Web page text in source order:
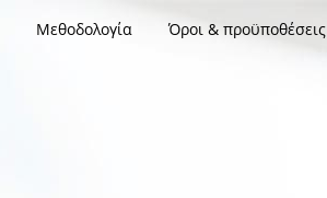
Μεθοδολογία Όροι & προϋποθέσεις